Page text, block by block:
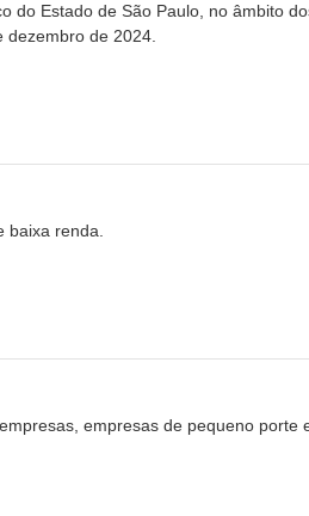
do Estado de São Paulo, no âmbito
de 2024.
renda.
empresas de pequeno porte